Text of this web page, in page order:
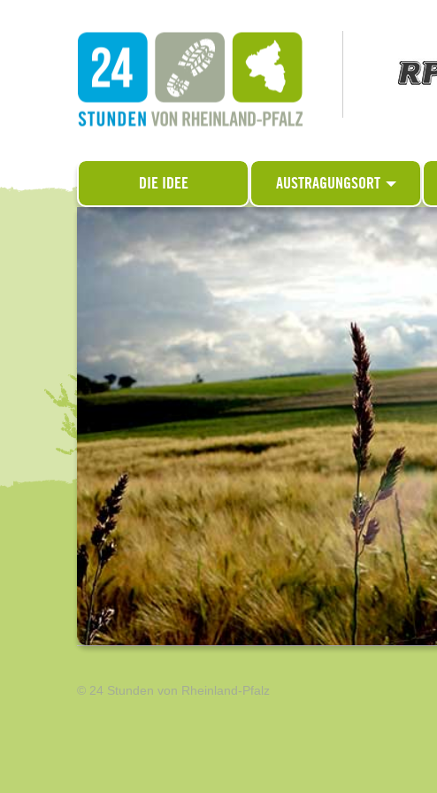
DIE IDEE AUSTRAGUNGSORT
© 24 Stunden von Rheinland-Pfalz